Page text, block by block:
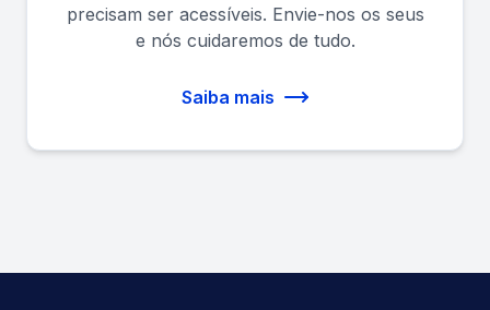
precisam ser acessíveis. Envie-nos os seus
e nós cuidaremos de tudo.
Saiba mais